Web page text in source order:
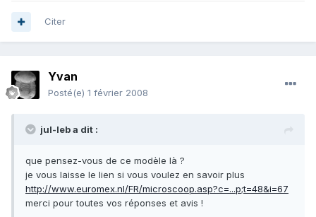
Citer
Yvan
Posté(e) 1 février 2008
jul-leb a dit :
que pensez-vous de ce modèle là ?
je vous laisse le lien si vous voulez en savoir plus
http://www.euromex.nl/FR/microscoop.asp?c=...p;t=48&i=67
merci pour toutes vos réponses et avis !